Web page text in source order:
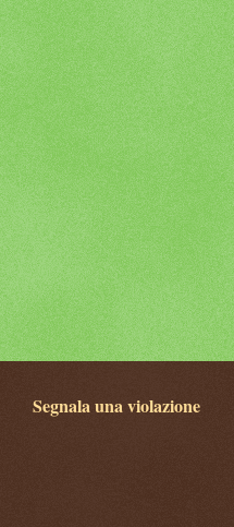
Segnala una violazione